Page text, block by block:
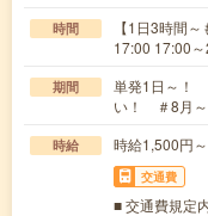
時間
【1日3時間
17:00 17:00
期間
単発1日～！
い！ ＃8月
時給 時給1,500円
交通費
■ 交通費規定